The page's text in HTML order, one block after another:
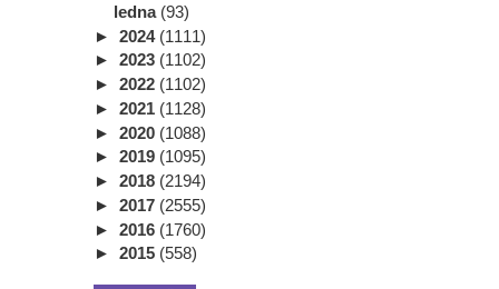
ledna (93)
► 2024 (1111)
► 2023 (1102)
► 2022 (1102)
► 2021 (1128)
► 2020 (1088)
► 2019 (1095)
► 2018 (2194)
► 2017 (2555)
► 2016 (1760)
► 2015 (558)